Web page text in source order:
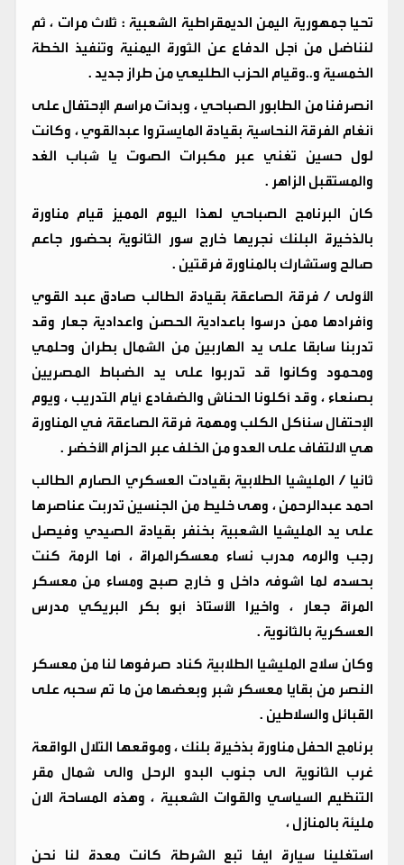
تحيا جمهورية اليمن الديمقراطية الشعبية : ثلاث مرات ، ثم
لنناضل من أجل الدفاع عن الثورة اليمنية وتنفيذ الخطة
الخمسية و..وقيام الحزب الطليعي من طراز جديد .
انصرفنا من الطابور الصباحي ، وبدأت مراسم الإحتفال على
أنغام الفرقة النحاسية بقيادة المايستروا عبدالقوي ، وكانت
لول حسين تغني عبر مكبرات الصوت يا شباب الغد
والمستقبل الزاهر .
كان البرنامج الصباحي لهذا اليوم المميز قيام مناورة
بالذخيرة البلنك نجريها خارج سور الثانوية بحضور جاعم
صالح وستشارك بالمناورة فرقتين .
الأولى / فرقة الصاعقة بقيادة الطالب صادق عبد القوي
وأفرادها ممن درسوا باعدادية الحصن واعدادية جعار وقد
تدربنا سابقا على يد الهاربين من الشمال بطران وحلمي
ومحمود وكانوا قد تدربوا على يد الضباط المصريين
بصنعاء ، وقد أكلونا الحناش والضفادع أيام التدريب ، ويوم
الإحتفال سنأكل الكلب ومهمة فرقة الصاعقة في المناورة
هي الالتفاف على العدو من الخلف عبر الحزام الأخضر .
ثانيا / المليشيا الطلابية بقيادت العسكري الصارم الطالب
احمد عبدالرحمن ، وهى خليط من الجنسين تدربت عناصرها
على يد المليشيا الشعبية بخنفر بقيادة الصيدي وفيصل
رجب والرمه مدرب نساء معسكرالمراة ، أما الرمة كنت
بحسده لما اشوفه داخل و خارج صبح ومساء من معسكر
المرأة جعار ، واخيرا الأستاذ أبو بكر البريكي مدرس
العسكرية بالثانوية .
وكان سلاح المليشيا الطلابية كناد صرفوها لنا من معسكر
النصر من بقايا معسكر شبر وبعضها من ما تم سحبه على
القبائل والسلاطين .
برنامج الحفل مناورة بذخيرة بلنك ، وموقعها التلال الواقعة
غرب الثانوية الى جنوب البدو الرحل والى شمال مقر
التنظيم السياسي والقوات الشعبية ، وهذه المساحة الان
مليئة بالمنازل ،
استغلينا سيارة ايفا تبع الشرطة كانت معدة لنا نحن